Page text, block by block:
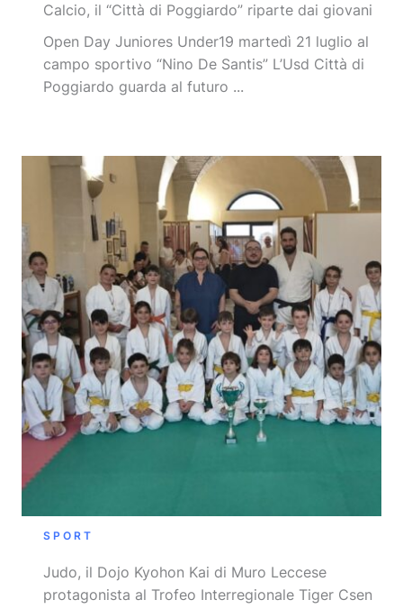
Calcio, il “Città di Poggiardo” riparte dai giovani
Open Day Juniores Under19 martedì 21 luglio al
campo sportivo “Nino De Santis” L’Usd Città di
Poggiardo guarda al futuro ...
SPORT
Judo, il Dojo Kyohon Kai di Muro Leccese
protagonista al Trofeo Interregionale Tiger Csen